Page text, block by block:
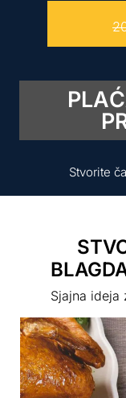
Stvorite
Sjajna ideja